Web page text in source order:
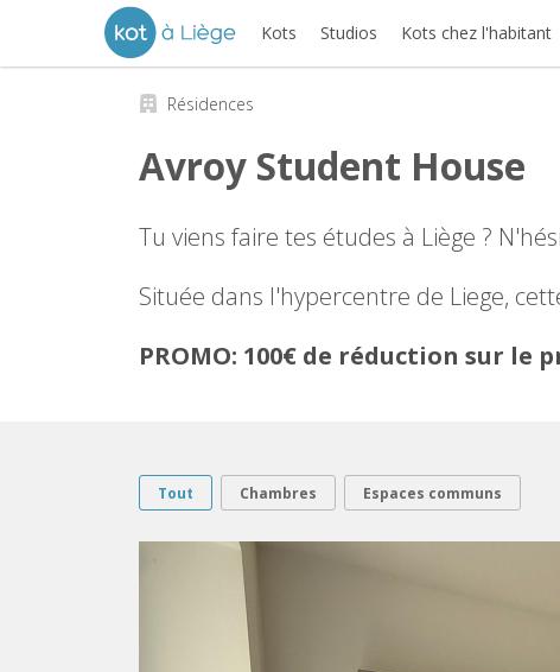
Kots Studios Kots chez l'habitant
Résidences
Avroy Student House
Tu viens faire tes études à Liège ?
Située dans l'hypercentre de Liege,
PROMO: 100€ de réduction sur
Tout Chambres Espaces communs